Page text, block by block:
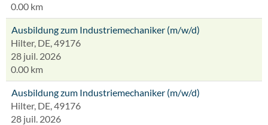
0.00 km
Ausbildung zum Industriemechaniker (m/w/d)
Hilter, DE, 49176
28 juil. 2026
0.00 km
Ausbildung zum Industriemechaniker (m/w/d)
Hilter, DE, 49176
28 juil. 2026